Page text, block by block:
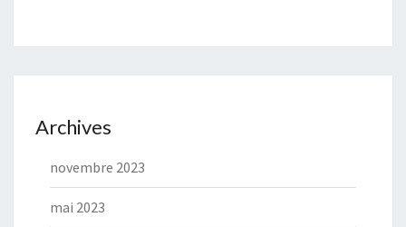
Archives
novembre 2023
mai 2023